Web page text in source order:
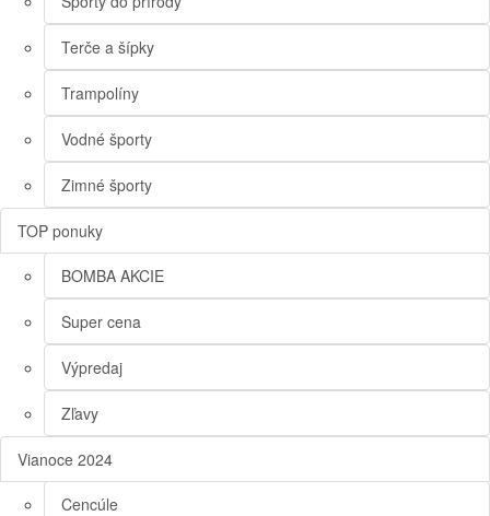
Terče a šípky
Trampolíny
Vodné športy
Zimné športy
TOP ponuky
BOMBA AKCIE
Super cena
Výpredaj
Zľavy
Vianoce 2024
Cencúle